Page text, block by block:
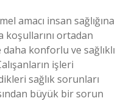
amacı insan sağlığına
koşullarını ortadan
konforlu ve sağlıklı
işleri
sağlık sorunları
büyük bir sorun